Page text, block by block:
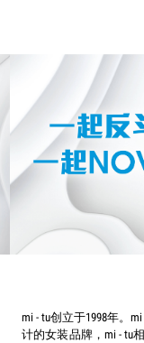
Quick Search
首頁
最新推广
美馔
平面图
mi - tu创立于1998年。
计的女装品牌，mi - tu